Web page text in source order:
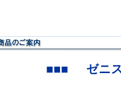
■■■ ゼニ